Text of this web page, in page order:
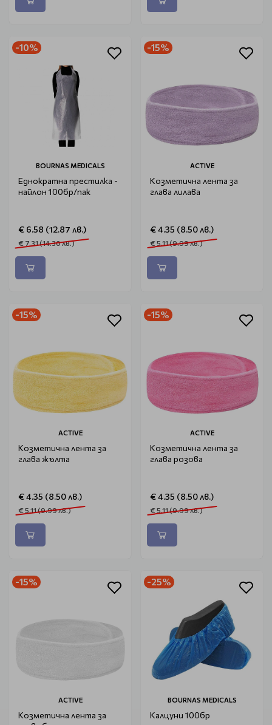
-10%
BOURNAS MEDICALS
Еднократна престилка -
найлон 100бр/пак
€ 6.58 (12.87 лв.)
€ 7.31 (14.30 лв.)
-15%
ACTIVE
Козметична лента за
глава лилава
€ 4.35 (8.50 лв.)
€ 5.11 (9.99 лв.)
-15%
ACTIVE
Козметична лента за
глава жълта
€ 4.35 (8.50 лв.)
€ 5.11 (9.99 лв.)
-15%
ACTIVE
Козметична лента за
глава розова
€ 4.35 (8.50 лв.)
€ 5.11 (9.99 лв.)
-15%
ACTIVE
Козметична лента за
-25%
BOURNAS MEDICALS
Калцуни 100бр